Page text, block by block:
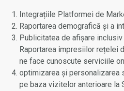
Integrațiile Platformei de
Raportarea demografică și a
Publicitatea de afișare
Raportarea impresiilor rețelei
ne face cunoscute serviciile
optimizarea și personalizarea
pe baza vizitelor anterioare la